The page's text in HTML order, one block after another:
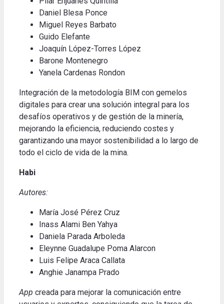
Daniel Blesa Ponce
Miguel Reyes Barbato
Guido Elefante
Joaquín López-Torres López
Barone Montenegro
Yanela Cardenas Rondon
Integración de la metodología BIM con gemelos
digitales para crear una solución integral para los
desafíos operativos y de gestión de la minería,
mejorando la eficiencia, reduciendo costes y
garantizando una mayor sostenibilidad a lo largo de
todo el ciclo de vida de la mina.
Habi
Autores:
María José Pérez Cruz
Inass Alami Ben Yahya
Daniela Parada Arboleda
Eleynne Guadalupe Poma Alarcon
Luis Felipe Araca Callata
Anghie Janampa Prado
App creada para mejorar la comunicación entre